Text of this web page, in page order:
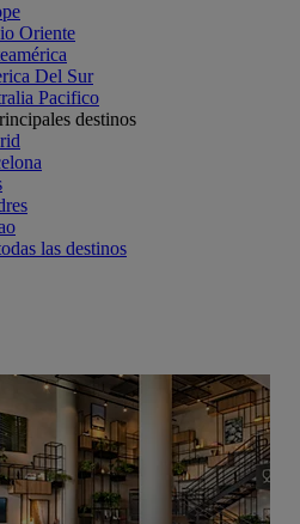
Oriente
Del Sur
Pacifico
destinos
las destinos